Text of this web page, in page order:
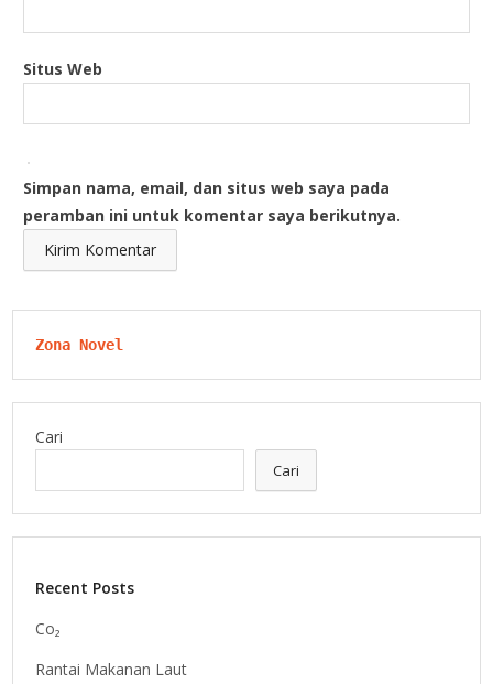
Situs Web
Simpan nama, email, dan situs web saya pada
peramban ini untuk komentar saya berikutnya.
Zona Novel
Cari
Cari
Recent Posts
Co₂
Rantai Makanan Laut